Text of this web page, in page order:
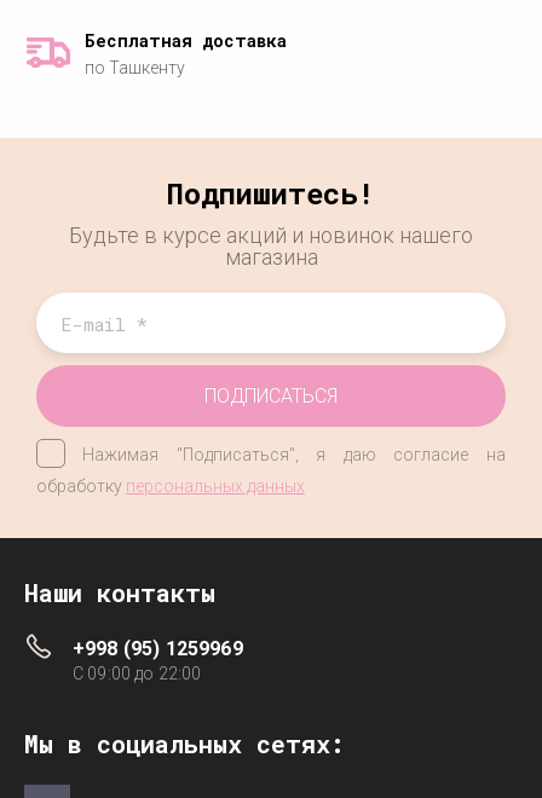
Бесплатная доставка
по Ташкенту
Подпишитесь!
Будьте в курсе акций и новинок нашего
магазина
Нажимая "Подписаться", я даю согласие на
обработку персональных данных
ПОДПИСАТЬСЯ
Наши контакты
+998 (95) 1259969
C 09:00 до 22:00
Мы в социальных сетях: